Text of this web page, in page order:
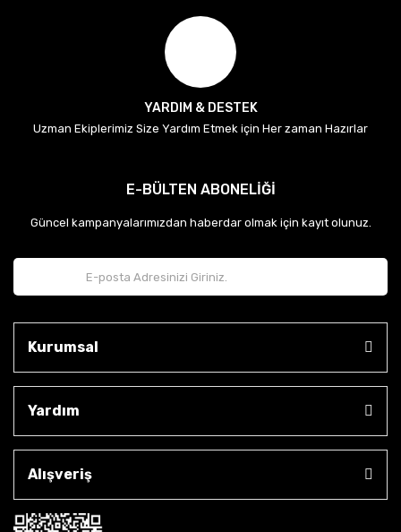
YARDIM & DESTEK
Uzman Ekiplerimiz Size Yardım Etmek için Her zaman Hazırlar
E-BÜLTEN ABONELİĞİ
Güncel kampanyalarımızdan haberdar olmak için kayıt olunuz.
Kurumsal
Yardım
Alışveriş